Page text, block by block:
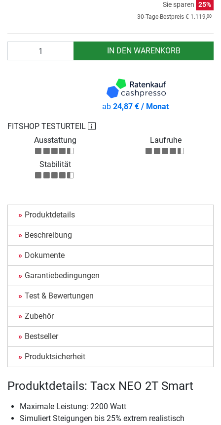
Sie sparen 25%
30-Tage-Bestpreis € 1.119,00
IN DEN WARENKORB
FITSHOP TESTURTEIL
Ausstattung
Laufruhe
Stabilität
ab 24,87 € / Monat
Produktdetails
Beschreibung
Dokumente
Garantiebedingungen
Test & Bewertungen
Zubehör
Bestseller
Produktsicherheit
Produktdetails: Tacx NEO 2T Smart
Maximale Leistung: 2200 Watt
Simuliert Steigungen bis 25% extrem realistisch